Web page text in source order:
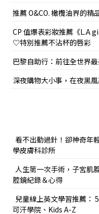
推薦 O&CO. 橄欖油界的精
CP 值爆表彩妝推薦《L.A
♡特別推薦不沾杯的唇彩
巴黎自助行：前往全世界
深夜購物大小事，在夜黑
看不出動過針！卻神奇年
學皮膚科診所
人生第一次手術，子宮肌
腔鏡紀錄＆心得
兒童線上英文學習推薦：
可汗學院、Kids A-Z